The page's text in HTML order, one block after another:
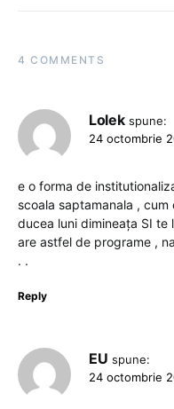
4 COMMENTS
Lolek spune:
24 octombrie
e o forma de
scoala saptamanala ,
ducea luni dimineața SI te
are astfel de programe ,
. .
Reply
EU spune:
24 octombrie